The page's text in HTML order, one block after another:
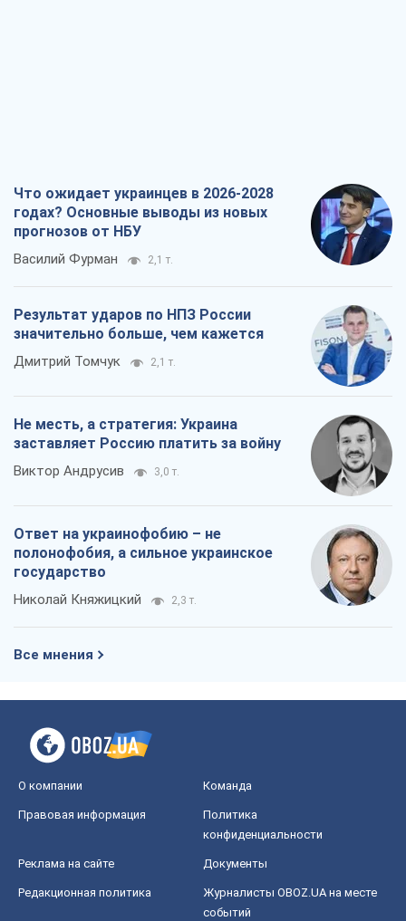
Что ожидает украинцев в 2026-2028
годах? Основные выводы из новых
прогнозов от НБУ
Василий Фурман 2,1 т.
Результат ударов по НПЗ России
значительно больше, чем кажется
Дмитрий Томчук 2,1 т.
Не месть, а стратегия: Украина
заставляет Россию платить за войну
Виктор Андрусив 3,0 т.
Ответ на украинофобию – не
полонофобия, а сильное украинское
государство
Николай Княжицкий 2,3 т.
Все мнения
О компании Команда
Правовая информация
Политика
конфиденциальности
Реклама на сайте Документы
Редакционная политика
Журналисты OBOZ.UA на месте
событий